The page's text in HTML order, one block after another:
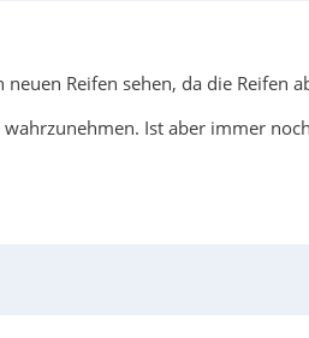
Reifen sehen, da die Reifen
Ist aber immer